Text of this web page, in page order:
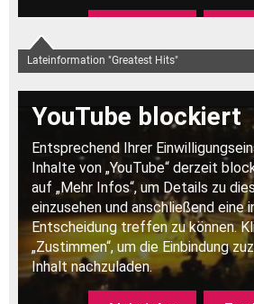
Lateinformation "Greatest Hits"